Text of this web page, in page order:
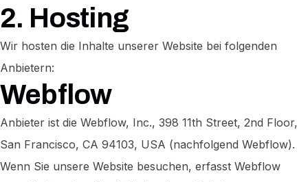
2. Hosting
Wir hosten die Inhalte unserer Website bei folgenden
Anbietern:
Webflow
Anbieter ist die Webflow, Inc., 398 11th Street, 2nd Floor,
San Francisco, CA 94103, USA (nachfolgend Webflow).
Wenn Sie unsere Website besuchen, erfasst Webflow